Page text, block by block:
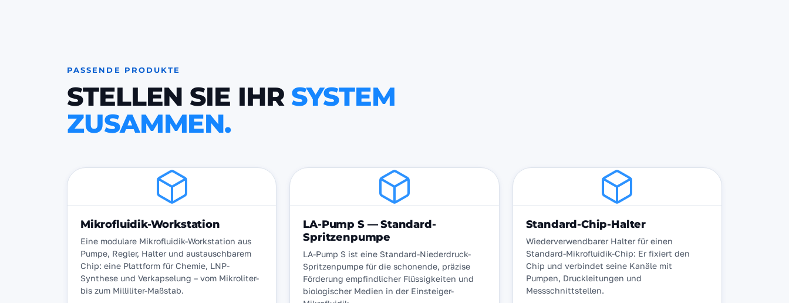
PASSENDE PRODUKTE
STELLEN SIE IHR SYSTEM
ZUSAMMEN.
Mikrofluidik-Workstation
Eine modulare Mikrofluidik-Workstation aus
Pumpe, Regler, Halter und austauschbarem
Chip: eine Plattform für Chemie, LNP-
Synthese und Verkapselung – vom Mikroliter-
bis zum Milliliter-Maßstab.
LA-Pump S — Standard-
Spritzenpumpe
LA-Pump S ist eine Standard-Niederdruck-
Spritzenpumpe für die schonende, präzise
Förderung empfindlicher Flüssigkeiten und
biologischer Medien in der Einsteiger-
Standard-Chip-Halter
Wiederverwendbarer Halter für einen
Standard-Mikrofluidik-Chip: Er fixiert den
Chip und verbindet seine Kanäle mit
Pumpen, Druckleitungen und
Messschnittstellen.